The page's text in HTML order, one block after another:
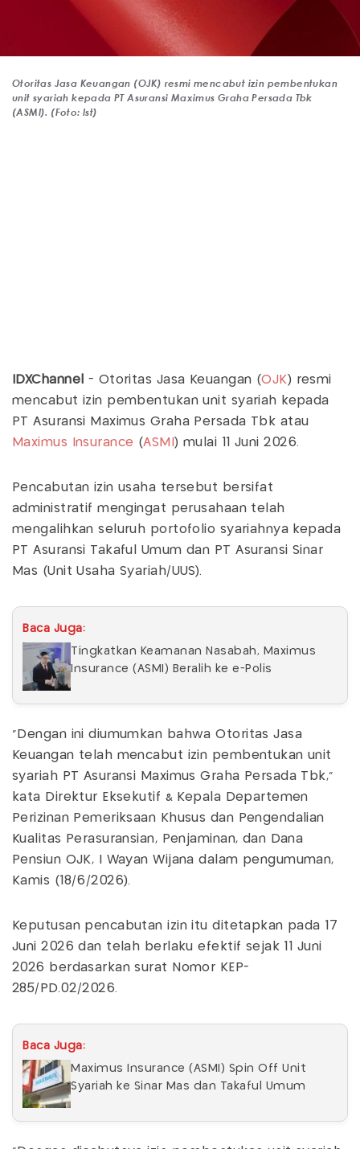
Otoritas Jasa Keuangan (OJK) resmi mencabut izin pembentukan
unit syariah kepada PT Asuransi Maximus Graha Persada Tbk
(ASMI). (Foto: Ist)
IDXChannel - Otoritas Jasa Keuangan (OJK ) resmi
mencabut izin pembentukan unit syariah kepada
PT Asuransi Maximus Graha Persada Tbk atau
Maximus Insurance (ASMI ) mulai 11 Juni 2026.
Pencabutan izin usaha tersebut bersifat
administratif mengingat perusahaan telah
mengalihkan seluruh portofolio syariahnya kepada
PT Asuransi Takaful Umum dan PT Asuransi Sinar
Mas (Unit Usaha Syariah/UUS).
Baca Juga:
Tingkatkan Keamanan Nasabah, Maximus
Insurance (ASMI) Beralih ke e-Polis
"Dengan ini diumumkan bahwa Otoritas Jasa
Keuangan telah mencabut izin pembentukan unit
syariah PT Asuransi Maximus Graha Persada Tbk,"
kata Direktur Eksekutif & Kepala Departemen
Perizinan Pemeriksaan Khusus dan Pengendalian
Kualitas Perasuransian, Penjaminan, dan Dana
Pensiun OJK, I Wayan Wijana dalam pengumuman,
Kamis (18/6/2026).
Keputusan pencabutan izin itu ditetapkan pada 17
Juni 2026 dan telah berlaku efektif sejak 11 Juni
2026 berdasarkan surat Nomor KEP-
285/PD.02/2026.
Baca Juga:
Maximus Insurance (ASMI) Spin Off Unit
Syariah ke Sinar Mas dan Takaful Umum